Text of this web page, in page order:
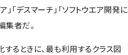
「デスマーチ」「ソフトウエア開発に
集者だ。
るときに、最も利用するクラス図